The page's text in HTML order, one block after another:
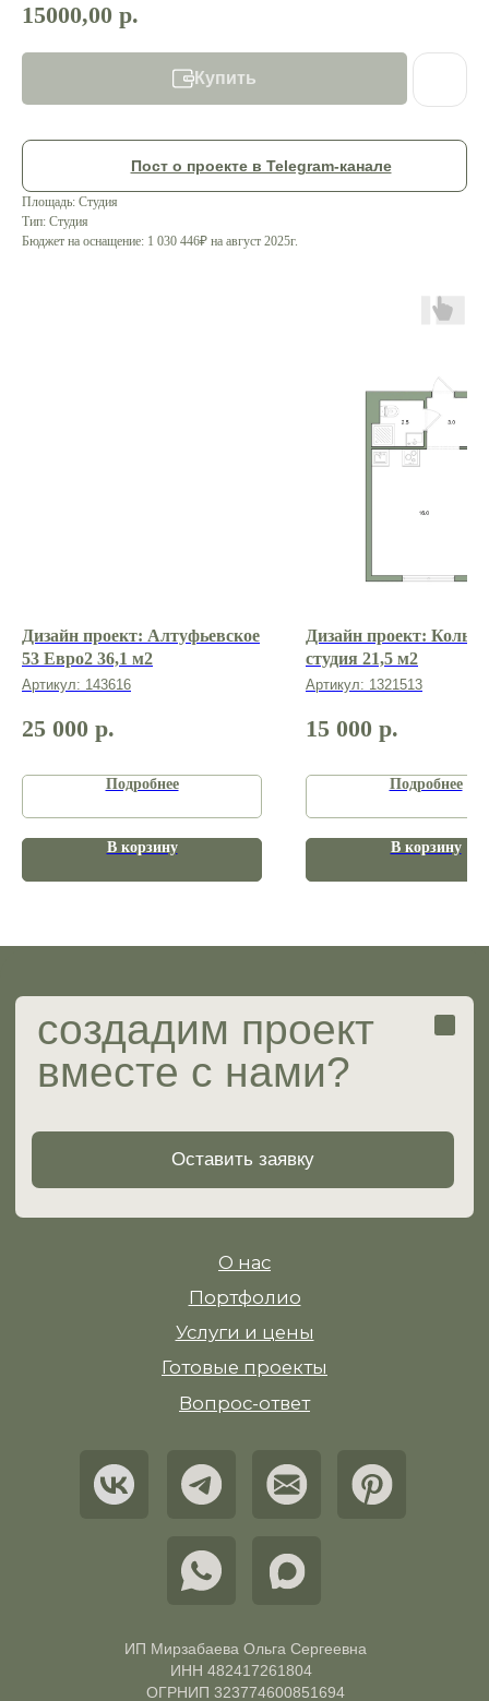
15000,00 р.
Купить
Пост о проекте в Telegram-канале
Площадь: Студия
Тип: Студия
Бюджет на оснащение: 1 030 446₽ на август 2025г.
Дизайн проект: Алтуфьевское
53 Евро2 36,1 м2
Артикул: 143616
25 000 р.
Подробнее
В корзину
Дизайн проект:
студия 21,5 м2
Артикул: 1321513
15 000 р.
Подробнее
В корзину
ОГРНИП 323774600851694
Юридические документы
Разработка сайта
еню
Вопрос-ответ